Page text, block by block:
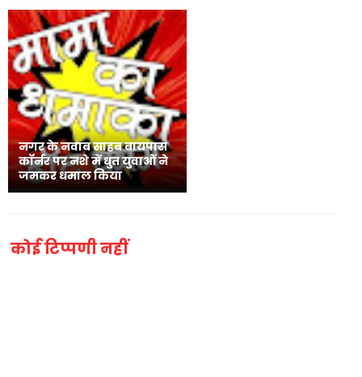
नगर के नवाब साहब बायपास
कॉर्नर पर नशे में धुत युवाओं ने
जमकर धमाल किया
कोई टिप्पणी नहीं